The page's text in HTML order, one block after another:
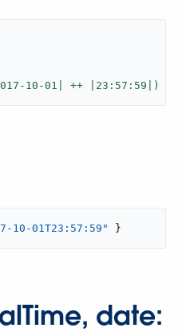
- 10 -01 | ++ | 23 : 57 : 59 |) }
10-01T23:57:59" }
date: